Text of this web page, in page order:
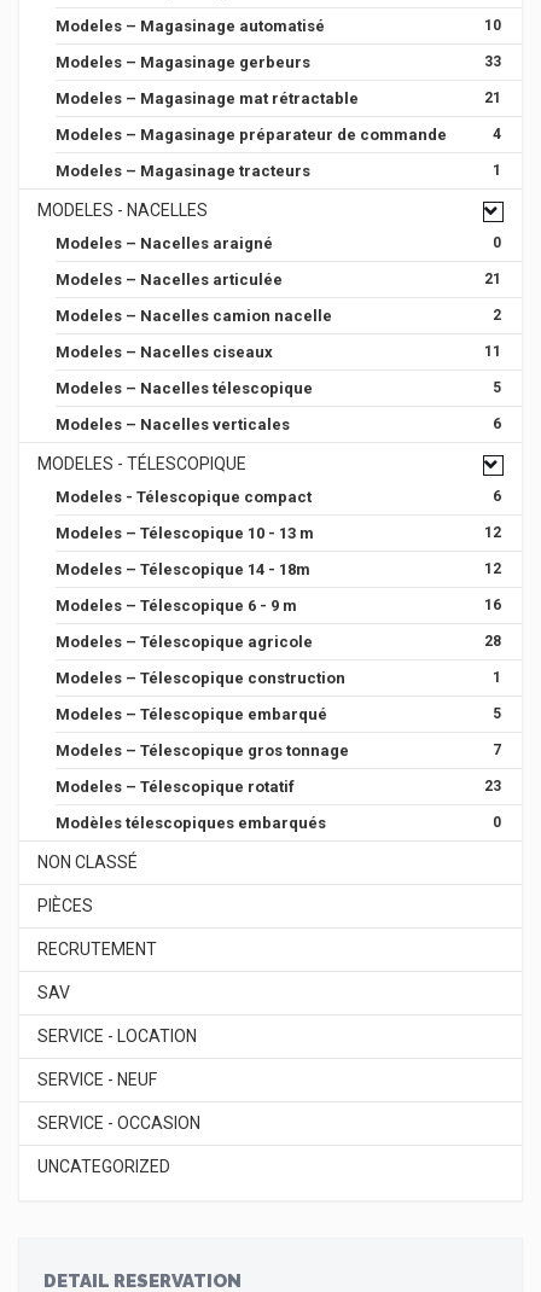
Modeles – Magasinage automatisé 10
Modeles – Magasinage gerbeurs 33
Modeles – Magasinage mat rétractable 21
Modeles – Magasinage préparateur de commande 4
Modeles – Magasinage tracteurs 1
MODELES - NACELLES
Modeles – Nacelles araigné 0
Modeles – Nacelles articulée 21
Modeles – Nacelles camion nacelle 2
Modeles – Nacelles ciseaux 11
Modeles – Nacelles télescopique 5
Modeles – Nacelles verticales 6
MODELES - TÉLESCOPIQUE
Modeles - Télescopique compact 6
Modeles – Télescopique 10 - 13 m 12
Modeles – Télescopique 14 - 18m 12
Modeles – Télescopique 6 - 9 m 16
Modeles – Télescopique agricole 28
Modeles – Télescopique construction 1
Modeles – Télescopique embarqué 5
Modeles – Télescopique gros tonnage 7
Modeles – Télescopique rotatif 23
Modèles télescopiques embarqués 0
NON CLASSÉ
PIÈCES
RECRUTEMENT
SAV
SERVICE - LOCATION
SERVICE - NEUF
SERVICE - OCCASION
UNCATEGORIZED
DETAIL RESERVATION